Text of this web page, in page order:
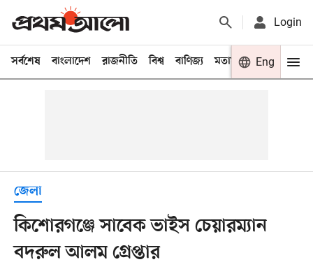
Login
সর্বশেষ বাংলাদেশ রাজনীতি বিশ্ব বাণিজ্য মতামত খেলা
Eng
জেলা
কিশোরগঞ্জে সাবেক ভাইস চেয়ারম্যান
বদরুল আলম গ্রেপ্তার